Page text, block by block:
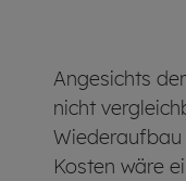
Angesichts
nicht
Wiederaufbau
Kosten wäre